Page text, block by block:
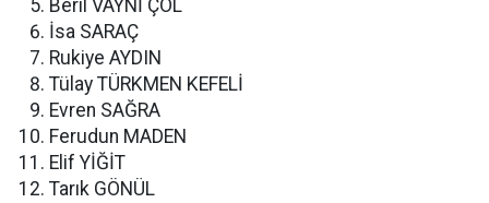
Beril VAYNİ ÇOL
İsa SARAÇ
Rukiye AYDIN
Tülay TÜRKMEN KEFELİ
Evren SAĞRA
Ferudun MADEN
Elif YİĞİT
Tarık GÖNÜL